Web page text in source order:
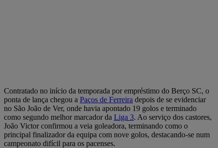
Contratado no início da temporada por empréstimo do Berço SC, o
ponta de lança chegou a Paços de Ferreira depois de se evidenciar
no São João de Ver, onde havia apontado 19 golos e terminado
como segundo melhor marcador da Liga 3. Ao serviço dos castores,
João Victor confirmou a veia goleadora, terminando como o
principal finalizador da equipa com nove golos, destacando-se num
campeonato difícil para os pacenses.